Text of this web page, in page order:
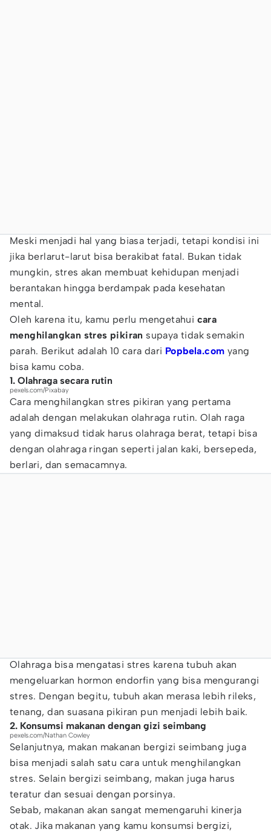
Meski menjadi hal yang biasa terjadi, tetapi kondisi ini
jika berlarut-larut bisa berakibat fatal. Bukan tidak
mungkin, stres akan membuat kehidupan menjadi
berantakan hingga berdampak pada kesehatan
mental.
Oleh karena itu, kamu perlu mengetahui cara
menghilangkan stres pikiran supaya tidak semakin
parah. Berikut adalah 10 cara dari Popbela.com yang
bisa kamu coba.
1. Olahraga secara rutin
pexels.com/Pixabay
Cara menghilangkan stres pikiran yang pertama
adalah dengan melakukan olahraga rutin. Olah raga
yang dimaksud tidak harus olahraga berat, tetapi bisa
dengan olahraga ringan seperti jalan kaki, bersepeda,
berlari, dan semacamnya.
Olahraga bisa mengatasi stres karena tubuh akan
mengeluarkan hormon endorfin yang bisa mengurangi
stres. Dengan begitu, tubuh akan merasa lebih rileks,
tenang, dan suasana pikiran pun menjadi lebih baik.
2. Konsumsi makanan dengan gizi seimbang
pexels.com/Nathan Cowley
Selanjutnya, makan makanan bergizi seimbang juga
bisa menjadi salah satu cara untuk menghilangkan
stres. Selain bergizi seimbang, makan juga harus
teratur dan sesuai dengan porsinya.
Sebab, makanan akan sangat memengaruhi kinerja
otak. Jika makanan yang kamu konsumsi bergizi,